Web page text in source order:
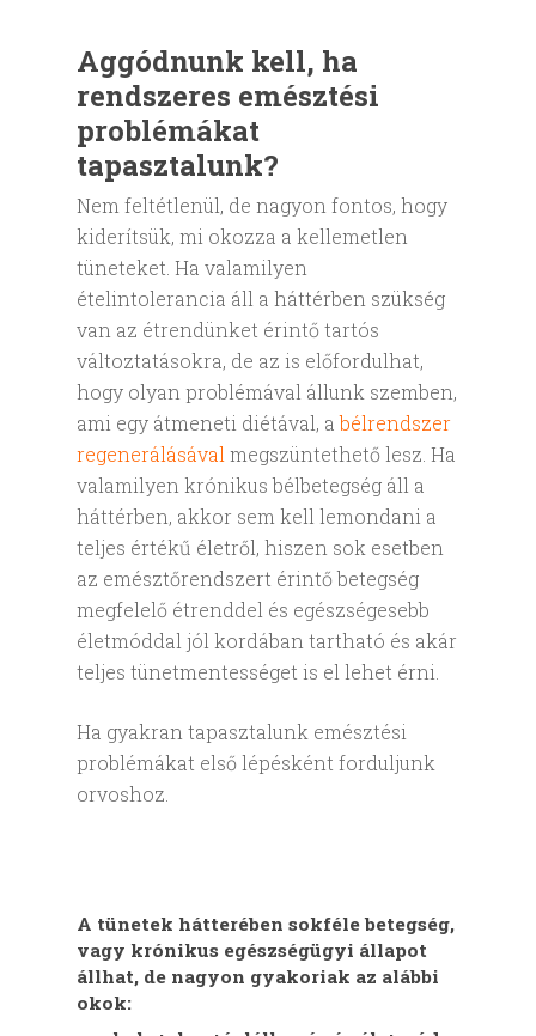
Aggódnunk kell, ha
rendszeres emésztési
problémákat
tapasztalunk?
Nem feltétlenül, de nagyon fontos, hogy
kiderítsük, mi okozza a kellemetlen
tüneteket. Ha valamilyen
ételintolerancia áll a háttérben szükség
van az étrendünket érintő tartós
változtatásokra, de az is előfordulhat,
hogy olyan problémával állunk szemben,
ami egy átmeneti diétával, abélrendszer
regenerálásával megszüntethető lesz. Ha
valamilyen krónikus bélbetegség áll a
háttérben, akkor sem kell lemondani a
teljes értékű életről, hiszen sok esetben
az emésztőrendszert érintő betegség
megfelelő étrenddel és egészségesebb
életmóddal jól kordában tartható és akár
teljes tünetmentességet is el lehet érni.
Ha gyakran tapasztalunk emésztési
problémákat első lépésként forduljunk
orvoshoz.
A tünetek hátterében sokféle betegség,
vagy krónikus egészségügyi állapot
állhat, de nagyon gyakoriak az alábbi
okok: